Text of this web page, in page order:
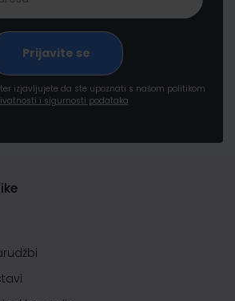
izjavljujete da ste upoznati s našom politikom
i sigurnosti podataka